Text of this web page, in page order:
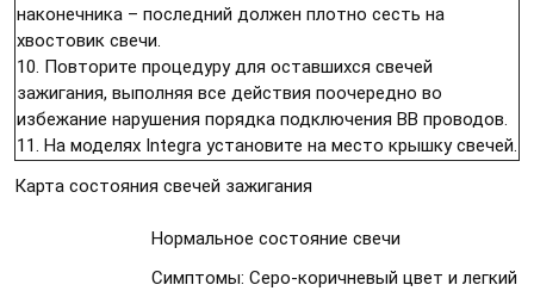
наконечника – последний должен плотно сесть на
хвостовик свечи.
10. Повторите процедуру для оставшихся свечей
зажигания, выполняя все действия поочередно во
избежание нарушения порядка подключения ВВ проводов.
11. На моделях Integra установите на место крышку свечей.
Карта состояния свечей зажигания
Нормальное состояние свечи
Симптомы: Серо-коричневый цвет и легкий